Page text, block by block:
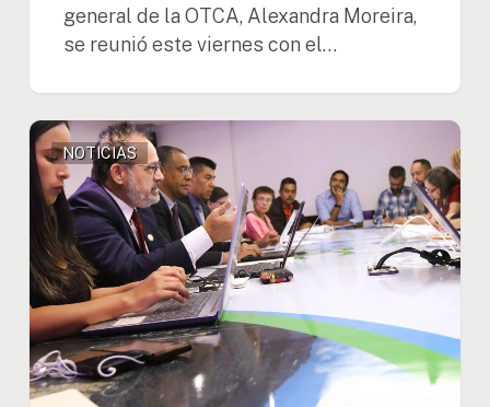
general de la OTCA, Alexandra Moreira,
se reunió este viernes con el…
Proyecto
Bioamazonía
se
reúne
con
autoridades
CITES
de
Venezuela
y
del
MINEC
NOTICIAS